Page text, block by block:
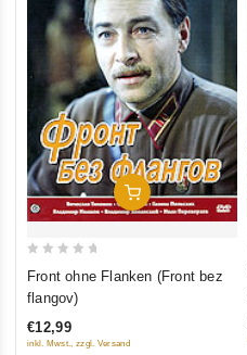
In Den Warenkorb
5
Front ohne Flanken (Front bez
flangov)
€12,99
inkl. Mwst., zzgl. Versand